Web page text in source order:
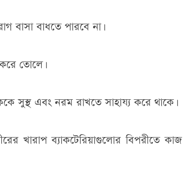
বাধতে পারবে না।
তোলে।
সুস্থ এবং নরম রাখতে সাহায্য করে থাকে।
খারাপ ব্যাকটেরিয়াগুলোর বিপরীতে